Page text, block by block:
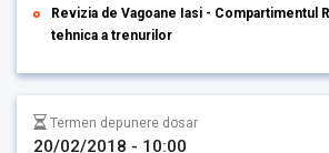
Revizia de Vagoane Iasi - Compartimentul
tehnica a trenurilor
Termen depunere dosar
20/02/2018 - 10:00